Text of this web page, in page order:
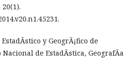
y GeogrÃ¡fico de
de EstadÃ­stica, GeografÃ­a